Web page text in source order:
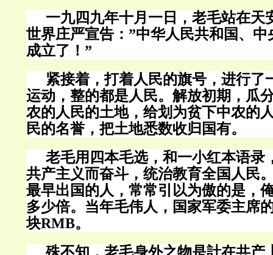
一九四九年十月一日，老毛站在天
世界庄严宣告： ”中华人民共和国、
成立了！ ”
紧接着，打着人民的旗号，进行了
运动，整的都是人民。解放初期，瓜
农的人民的土地，给划为贫下中农的
民的名誉，把土地悉数收归国有。
老毛用四本毛选，和一小红本语录
共产主义而奋斗，统治教育全国人民
最早出国的人，常常引以为傲的是，
多少倍。当年毛伟人，国家军委主席
块RMB。